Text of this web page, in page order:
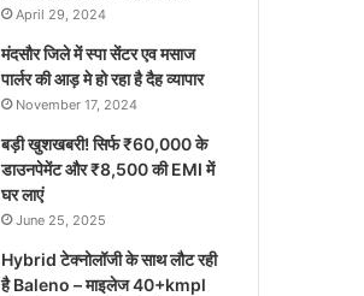
April 29, 2024
मंदसौर जिले में स्पा सेंटर एव मसाज
पार्लर की आड़ मे हो रहा है दैह व्यापार
November 17, 2024
बड़ी खुशखबरी! सिर्फ ₹60,000 के
डाउनपेमेंट और ₹8,500 की EMI में
घर लाएं
June 25, 2025
Hybrid टेक्नोलॉजी के साथ लौट रही
है Baleno – माइलेज 40+kmpl